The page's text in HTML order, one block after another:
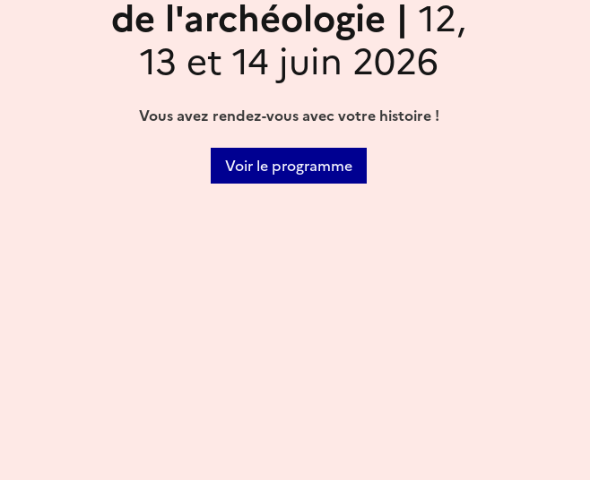
de l'archéologie | 12,
13 et 14 juin 2026
Vous avez rendez-vous avec votre histoire !
Voir le programme